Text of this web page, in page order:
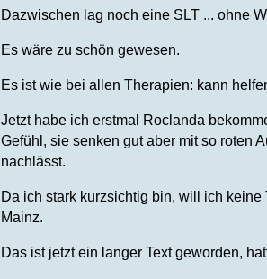
Dazwischen lag noch eine SLT ... ohne
Es wäre zu schön gewesen.
Es ist wie bei allen Therapien: kann
Jetzt habe ich erstmal Roclanda
Gefühl, sie senken gut aber mit so roten
nachlässt.
Da ich stark kurzsichtig bin, will ich
Mainz.
Das ist jetzt ein langer Text geworden,